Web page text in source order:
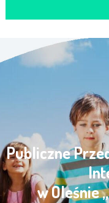
Publiczne
w Oleśnie